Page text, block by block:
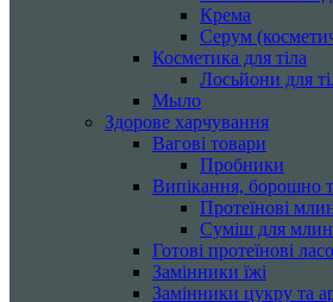
Крема
Серум
Косметика для тіла
Лосьйони для
Мыло
Здорове харчування
Вагові товари
Пробники
Випікання, борошно
Протеїнові
Суміш для
Готові протеїнові
Замінники їжі
Замінники цукру та